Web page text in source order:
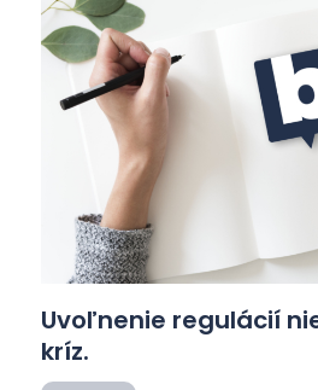
Uvoľnenie regulácií
kríz.